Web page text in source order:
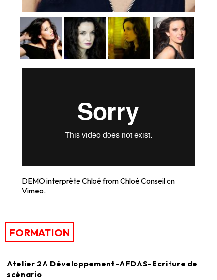
DEMO interprète ChloéfromChloé Conseilon
Vimeo.
FORMATION
Atelier 2A Développement-AFDAS-Ecriture de
scénario